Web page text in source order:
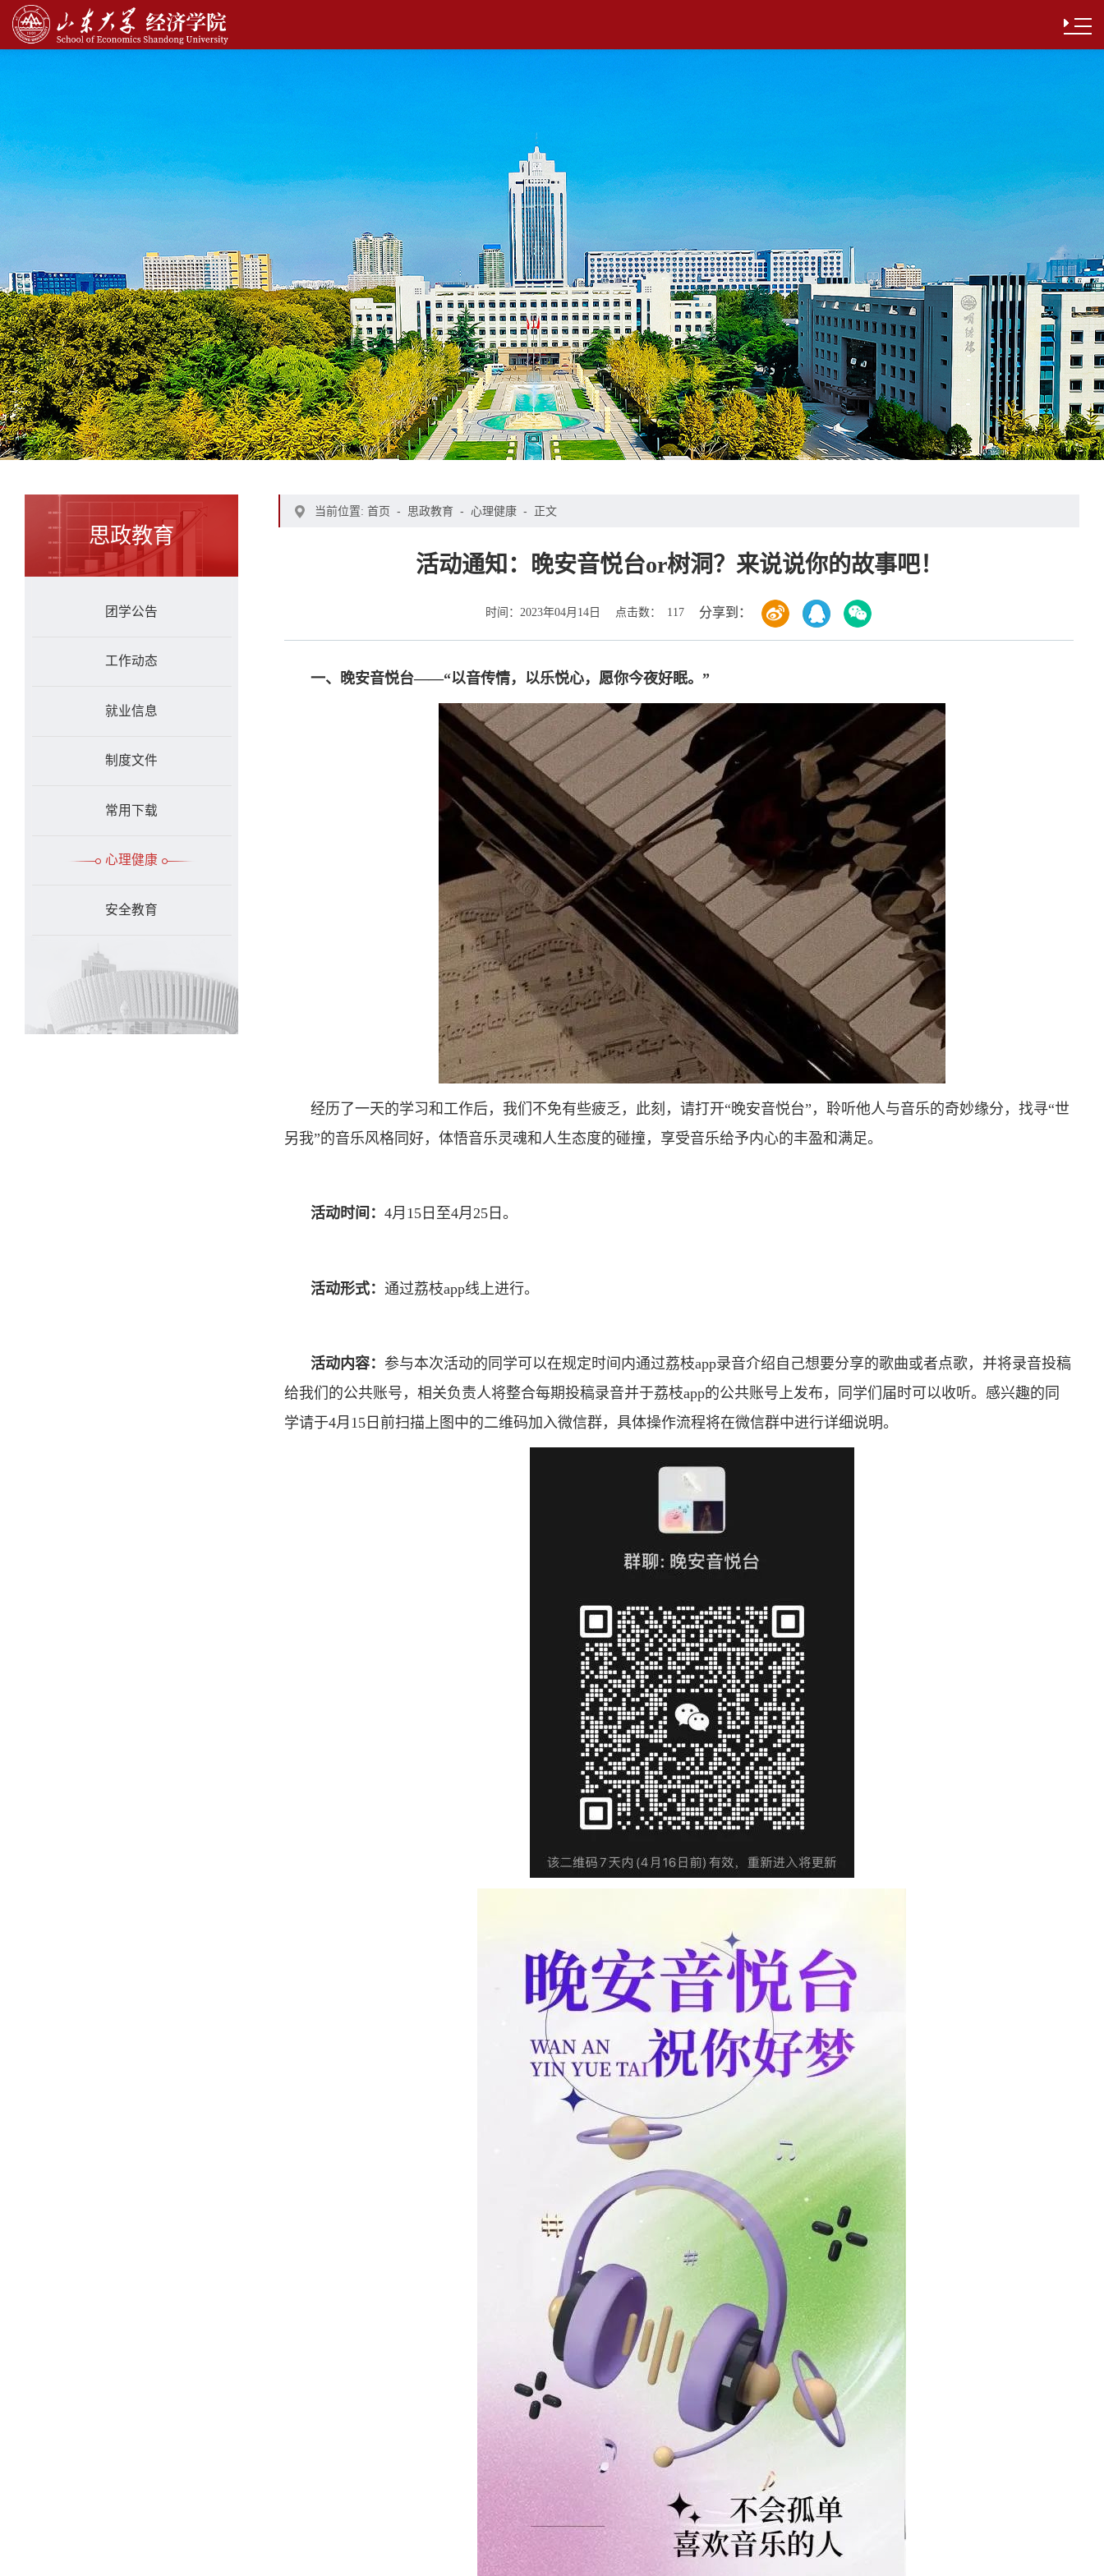
思政教育
团学公告
工作动态
就业信息
制度文件
常用下载
心理健康
安全教育
当前位置: 首页 - 思政教育 - 心理健康 - 正文
活动通知：晚安音悦台or树洞？来说说你的故事吧！
时间： 2023年04月14日 点击数： 117 分享到：
一、晚安音悦台——“以音传情，以乐悦心，愿你今夜好眠。”
经历了一天的学习和工作后，我们不免有些疲乏，此刻，请打开“晚安音悦台”，聆听他人与音乐的奇妙缘分，找寻“世
另我”的音乐风格同好，体悟音乐灵魂和人生态度的碰撞，享受音乐给予内心的丰盈和满足。
活动时间： 4月15日至4月25日。
活动形式： 通过荔枝app线上进行。
活动内容： 参与本次活动的同学可以在规定时间内通过荔枝app录音介绍自己想要分享的歌曲或者点歌，并将录音投稿
给我们的公共账号，相关负责人将整合每期投稿录音并于荔枝app的公共账号上发布，同学们届时可以收听。感兴趣的同
学请于4月15日前扫描上图中的二维码加入微信群，具体操作流程将在微信群中进行详细说明。